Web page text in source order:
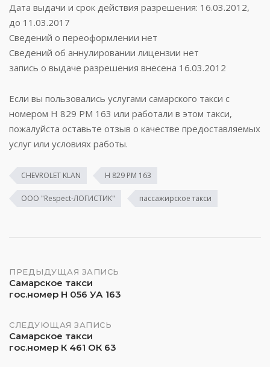
Дата выдачи и срок действия разрешения: 16.03.2012,
до 11.03.2017
Сведений о переоформлении нет
Сведений об аннулировании лицензии нет
запись о выдаче разрешения внесена 16.03.2012
Если вы пользовались услугами самарского такси с
номером Н 829 РМ 163 или работали в этом такси,
пожалуйста оставьте отзыв о качестве предоставляемых
услуг или условиях работы.
CHEVROLET KLAN Н 829 РМ 163
ООО "Respect-ЛОГИСТИК" пассажирское такси
Навигация
по
записям
ПРЕДЫДУЩАЯ ЗАПИСЬ
Самарское такси
гос.номер Н 056 УА 163
СЛЕДУЮЩАЯ ЗАПИСЬ
Самарское такси
гос.номер К 461 ОК 63